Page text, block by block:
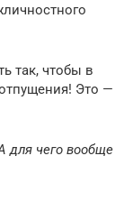
так, чтобы в
Это —
для чего вообще